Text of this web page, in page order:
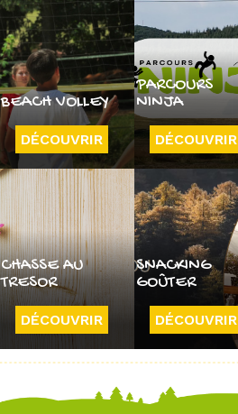
BEACH VOLLEY
DÉCOUVRIR
PARCOURS
NINJA
DÉCOUVRIR
CHASSE AU
TRESOR
DÉCOUVRIR
SNACKING
GOÛTER
DÉCOUVRIR